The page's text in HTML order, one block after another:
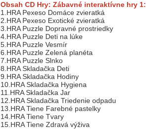
Obsah CD Hry: Zábavné interaktívne hry 1:
1.HRA Pexeso Domáce zvieratká
2.HRA Pexeso Exotické zvieratká
3.HRA Puzzle Dopravné prostriedky
4.HRA Puzzle Deti na lúke
5.HRA Puzzle Vesmír
6.HRA Puzzle Zelená planéta
7.HRA Puzzle Slnko
8.HRA Skladačka Deti
9.HRA Skladačka Hodiny
10.HRA Skladačka Hygiena
11.HRA Skladačka Jar
12.HRA Skladačka Triedenie odpadu
13.HRA Tiene Farebné pastelky
14.HRA Tiene Tvary
15.HRA Tiene Zdravá výživa